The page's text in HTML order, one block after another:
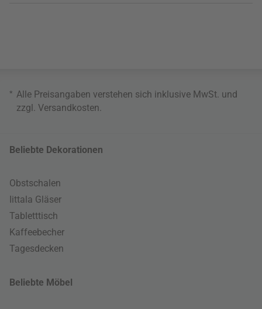
* Alle Preisangaben verstehen sich inklusive MwSt. und
zzgl. Versandkosten
Beliebte Dekorationen
Obstschalen
Iittala Gläser
Tabletttisch
Kaffeebecher
Tagesdecken
Beliebte Möbel